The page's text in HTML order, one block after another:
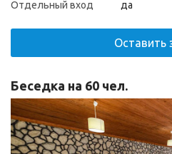
Отдельный вход
да
Оставить
Беседка на 60 чел.